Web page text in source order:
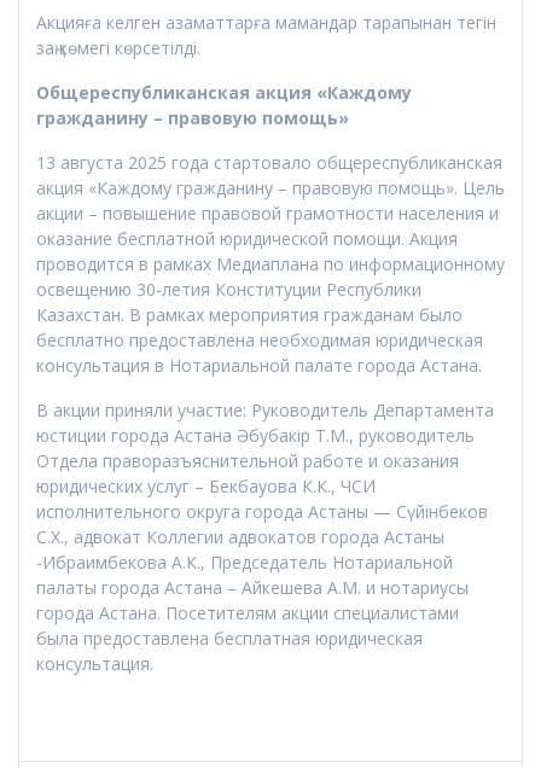
Акцияға келген азаматтарға мамандар тарапынан тегін
заң көмегі көрсетілді.
Общереспубликанская акция «Каждому
гражданину – правовую помощь»
13 августа 2025 года стартовало общереспубликанская
акция «Каждому гражданину – правовую помощь». Цель
акции – повышение правовой грамотности населения и
оказание бесплатной юридической помощи. Акция
проводится в рамках Медиаплана по информационному
освещению 30-летия Конституции Республики
Казахстан. В рамках мероприятия гражданам было
бесплатно предоставлена необходимая юридическая
консультация в Нотариальной палате города Астана.
В акции приняли участие: Руководитель Департамента
юстиции города Астана Әбубакір Т.М., руководитель
Отдела праворазъяснительной работе и оказания
юридических услуг – Бекбауова К.К., ЧСИ
исполнительного округа города Астаны — Сүйінбеков
С.Х., адвокат Коллегии адвокатов города Астаны
-Ибраимбекова А.К., Председатель Нотариальной
палаты города Астана – Айкешева А.М. и нотариусы
города Астана. Посетителям акции специалистами
была предоставлена бесплатная юридическая
консультация.